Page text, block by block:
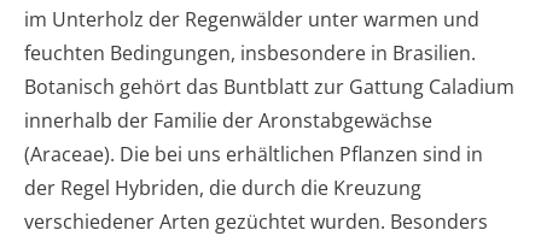
im Unterholz der Regenwälder unter warmen und
feuchten Bedingungen, insbesondere in Brasilien.
Botanisch gehört das Buntblatt zur Gattung Caladium
innerhalb der Familie der Aronstabgewächse
(Araceae). Die bei uns erhältlichen Pflanzen sind in
der Regel Hybriden, die durch die Kreuzung
verschiedener Arten gezüchtet wurden. Besonders